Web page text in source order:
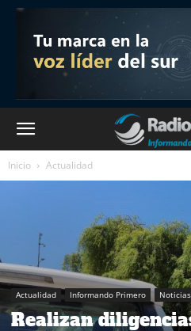
Inicio Actualidad
Actualidad Informando Primero
Realizan